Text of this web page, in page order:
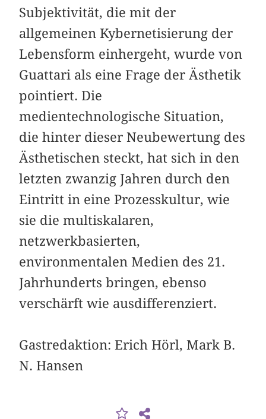
Subjektivität, die mit der
allgemeinen Kybernetisierung der
Lebensform einhergeht, wurde von
Guattari als eine Frage der Ästhetik
pointiert. Die
medientechnologische Situation,
die hinter dieser Neubewertung des
Ästhetischen steckt, hat sich in den
letzten zwanzig Jahren durch den
Eintritt in eine Prozesskultur, wie
sie die multiskalaren,
netzwerkbasierten,
environmentalen Medien des 21.
Jahrhunderts bringen, ebenso
verschärft wie ausdifferenziert.
Gastredaktion: Erich Hörl, Mark B.
N. Hansen